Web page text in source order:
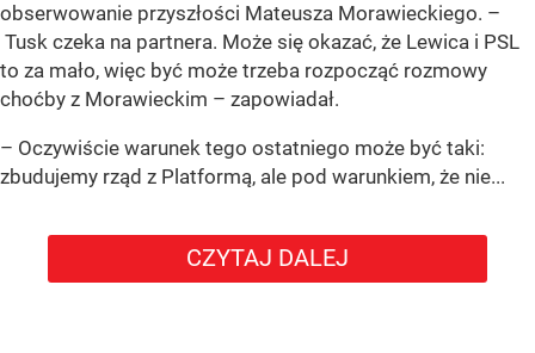
obserwowanie przyszłości Mateusza Morawieckiego. –
Tusk czeka na partnera. Może się okazać, że Lewica i PSL
to za mało, więc być może trzeba rozpocząć rozmowy
choćby z Morawieckim – zapowiadał.
– Oczywiście warunek tego ostatniego może być taki:
zbudujemy rząd z Platformą, ale pod warunkiem, że nie...
CZYTAJ DALEJ